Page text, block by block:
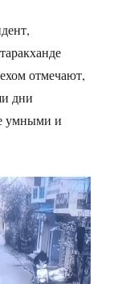
отмечают,
дни
умными и